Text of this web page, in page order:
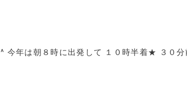
年は朝８時に出発して １０時半着★ ３０分